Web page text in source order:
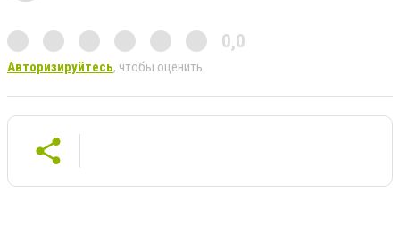
0,0
Авторизируйтесь, чтобы оценить